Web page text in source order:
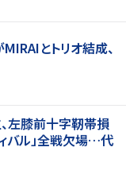
MIRAIとトリオ結成、
左膝前十字靭帯損
ィバル」全戦欠場…代